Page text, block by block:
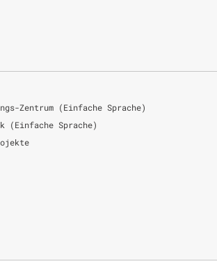
Zentrum (Einfache Sprache)
(Einfache Sprache)